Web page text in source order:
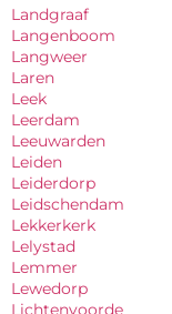
Landgraaf
Langenboom
Langweer
Laren
Leek
Leerdam
Leeuwarden
Leiden
Leiderdorp
Leidschendam
Lekkerkerk
Lelystad
Lemmer
Lewedorp
Lichtenvoorde